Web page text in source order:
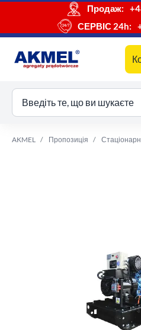
Продаж:
СЕРВІС 24h:
кошик
Введіть те, що ви шукаєте
AKMEL Пропозиція